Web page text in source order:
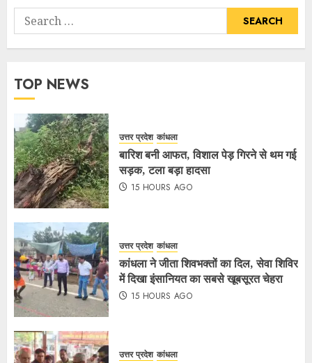
TOP NEWS
उत्तर प्रदेश कांधला
बारिश बनी आफत, विशाल पेड़ गिरने से थम गई
सड़क, टला बड़ा हादसा
15 HOURS AGO
उत्तर प्रदेश कांधला
कांधला ने जीता शिवभक्तों का दिल, सेवा शिविर
में दिखा इंसानियत का सबसे खूबसूरत चेहरा
15 HOURS AGO
उत्तर प्रदेश कांधला